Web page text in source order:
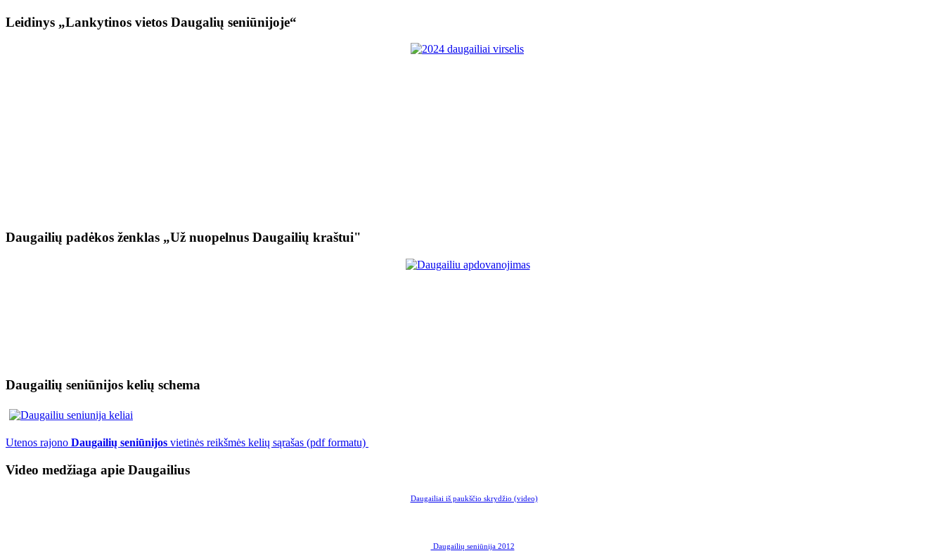
Leidinys „Lankytinos vietos Daugalių seniūnijoje“
Daugailių padėkos ženklas „Už nuopelnus Daugailių kraštui"
Daugailių seniūnijos kelių schema
Utenos rajono Daugailių seniūnijos vietinės reikšmės kelių sąrašas (pdf formatu)
Video medžiaga apie Daugailius
Daugailiai iš paukščio skrydžio (video)
Daugailių seniūnija 2012